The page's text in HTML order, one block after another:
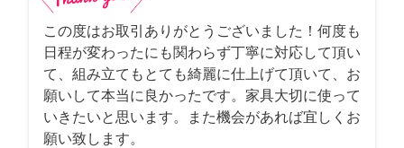
この度はお取引ありがとうございました！何度も
日程が変わったにも関わらず丁寧に対応して頂い
て、組み立てもとても綺麗に仕上げて頂いて、お
願いして本当に良かったです。家具大切に使って
いきたいと思います。また機会があれば宜しくお
願い致します。